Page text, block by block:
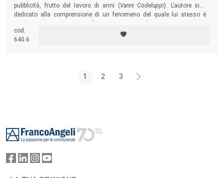
pubblicità, frutto del lavoro di anni (Vanni Codeluppi). L’autore si è
dedicato alla comprensione di un fenomeno del quale lui stesso è
cod.
640.6
1 2 3